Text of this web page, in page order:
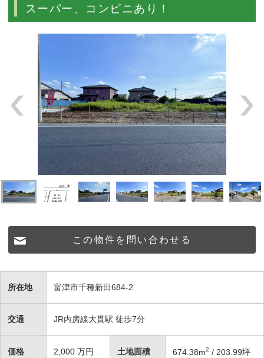
スーパー、コンビニあり！
この物件を問い合わせる
所在地 富津市千種新田684-2
交通 JR内房線大貫駅 徒歩7分
価格 2,000 万円 土地面積 674.38m2 / 203.99坪